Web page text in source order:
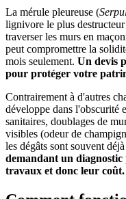
La mérule pleureuse (
lignivore le plus
traverser les murs en
peut compromettre la
mois seulement. Un devis
pour protéger votre
Contrairement à d'autres
développe dans l'obscurité
sanitaires, doublages de
visibles (odeur de
les dégâts sont souvent
demandant un
travaux et donc leur coût.